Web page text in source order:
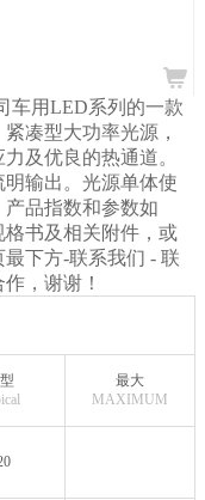
车用LED系列的一款
凑型大功率光源，
及优良的热通道。
输出。光源单体使
品指数和参数如
书及相关附件，或
下方-联系我们 - 联
，谢谢！
最大
MAXIMUM